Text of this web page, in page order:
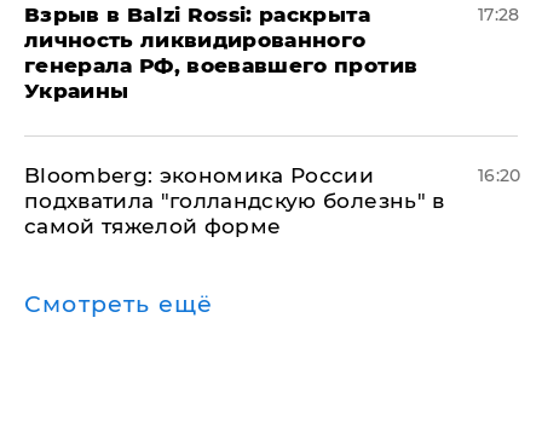
​Взрыв в Balzi Rossi: раскрыта
личность ликвидированного
генерала РФ, воевавшего против
Украины
17:28
Bloomberg: экономика России
подхватила "голландскую болезнь" в
самой тяжелой форме
16:20
Смотреть ещё